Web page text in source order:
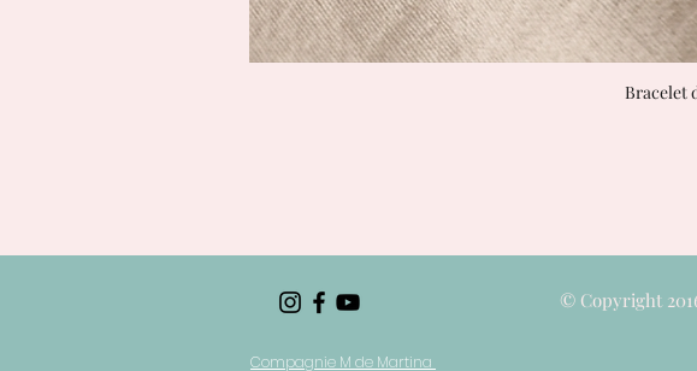
Bracelet
Compagnie M de Martina
© Copyright